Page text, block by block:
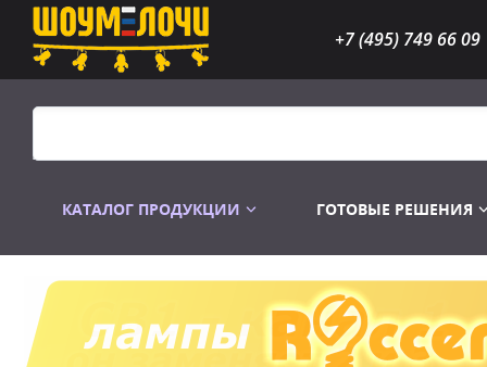
+7 (495) 749 66 09
КАТАЛОГ ПРОДУКЦИИ
Распродажа Лампы
ГОТОВЫЕ РЕШЕНИЯ